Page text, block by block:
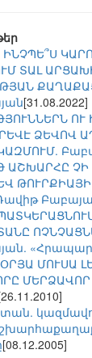
ՏԱԼ
[31.08.2022]
ՈՒ
ՁԵՎՈՎ
ԱՇԽԱՐՀԸ ՉԻ
ՄՈՒՍԱ
ՄԵՐՁԱՎՈՐ
[08.12.2005]